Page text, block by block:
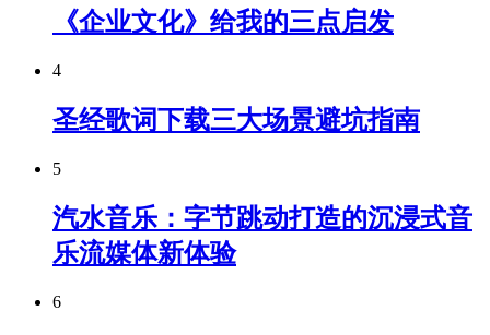
《企业文化》给我的三点启发
4
圣经歌词下载三大场景避坑指南
5
汽水音乐：字节跳动打造的沉浸式音
乐流媒体新体验
6